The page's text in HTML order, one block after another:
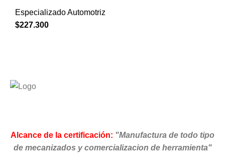
Especializado Automotriz
$227.300
Alcance de la certificación: "Manufactura de todo tipo
de mecanizados y comercializacion de herramienta"